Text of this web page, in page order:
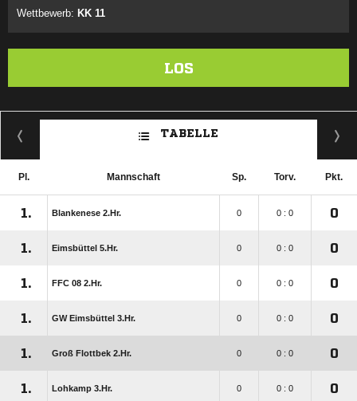
Wettbewerb: KK 11
LOS
TABELLE
Pl. Mannschaft Sp. Torv. Pkt.
1. Blankenese 2.Hr. 0 0 : 0 0
1. Eimsbüttel 5.Hr. 0 0 : 0 0
1. FFC 08 2.Hr. 0 0 : 0 0
1. GW Eimsbüttel 3.Hr. 0 0 : 0 0
1. Groß Flottbek 2.Hr. 0 0 : 0 0
1. Lohkamp 3.Hr. 0 0 : 0 0